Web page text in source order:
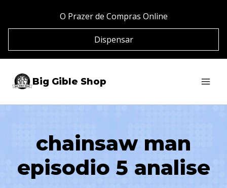
Conteúdo
O Prazer de Compras Online
Dispensar
Big Gible Shop
chainsaw man
episodio 5 analise